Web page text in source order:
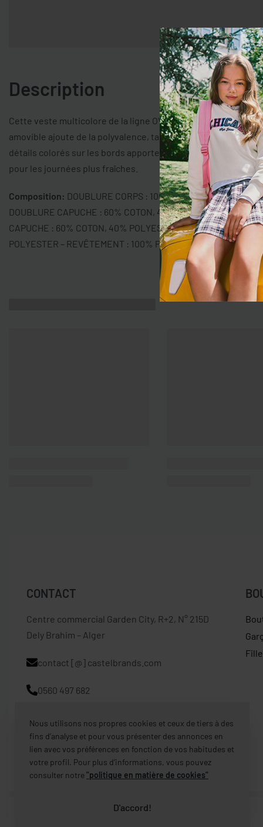
Description
Cette veste multicolore de la ligne OVS KIDS est parfaite pour
amovible ajoute de la polyvalence, tandis que la fermeture à
détails colorés sur les bords apportent une touche de style
pour les journées plus fraîches.
Composition: DOUBLURE CORPS : 100% POLYESTER –
DOUBLURE CAPUCHE : 60% COTON, 40% POLYESTER –
CAPUCHE : 60% COTON, 40% POLYESTER – CORPS : 100%
POLYESTER – REVÊTEMENT : 100% POLYURÉTHANE
CONTACT
Centre commercial Garden City, R+2, N° 215D
Dely Brahim – Alger
contact [@] castelbrands.com
0560 497 682
Nous utilisons nos propres cookies et ceux de tiers à des
fins d’analyse et pour vous présenter des annonces en
lien avec vos préférences en fonction de vos habitudes et
votre profil. Pour plus d’informations, vous pouvez
consulter notre"politique en matière de cookies"
D'accord!